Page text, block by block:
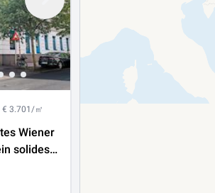
€ 3.701/㎡
Wiener
solides,